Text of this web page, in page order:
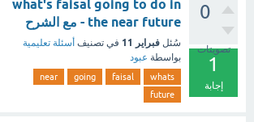
0
تصويتات
1
إجابة
what's faisal going to do in
the near future - مع الشرح
سُئل فبراير 11 في تصنيف أسئلة تعليمية
بواسطة عبود
whats
faisal
going
near
future